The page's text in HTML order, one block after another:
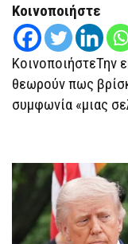
Κοινοποιήστε
ΚοινοποιήστεΤην
θεωρούν πως
συμφωνία «μιας